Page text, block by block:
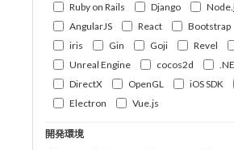
Ruby on Rails
Django
AngularJS
React Bootstrap
iris
Gin Goji Revel
Unreal Engine
cocos2d
DirectX
OpenGL iOS SDK
Electron
Vue.js
開発環境